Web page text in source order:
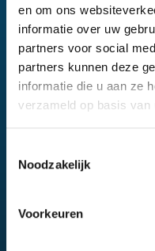
en om ons
informatie over uw
partners voor social
partners kunnen deze
informatie die u aan ze
verzameld op basis van
Noodzakelijk
Voorkeuren
aanpassen.
GT comfort & stijl
Wanneer u plaatsneemt
GT-stamboom van de
voor de bestuurder goed
aanvoelende materialen